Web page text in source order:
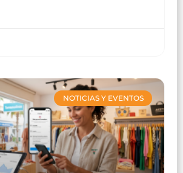
NOTICIAS Y EVENTOS